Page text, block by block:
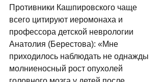
Противники Кашпировского чаще
всего цитируют иеромонаха и
профессора детской неврологии
Анатолия (Берестова): «Мне
приходилось наблюдать не однажды
молниеносный рост опухолей